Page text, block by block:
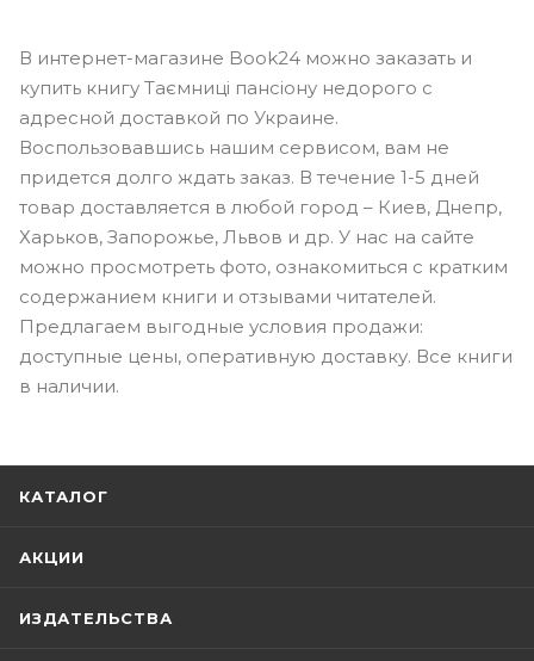
В интернет-магазине Book24 можно заказать и
купить книгу Таємниці пансіону недорого с
адресной доставкой по Украине.
Воспользовавшись нашим сервисом, вам не
придется долго ждать заказ. В течение 1-5 дней
товар доставляется в любой город – Киев, Днепр,
Харьков, Запорожье, Львов и др. У нас на сайте
можно просмотреть фото, ознакомиться с кратким
содержанием книги и отзывами читателей.
Предлагаем выгодные условия продажи:
доступные цены, оперативную доставку. Все книги
в наличии.
КАТАЛОГ
АКЦИИ
ИЗДАТЕЛЬСТВА